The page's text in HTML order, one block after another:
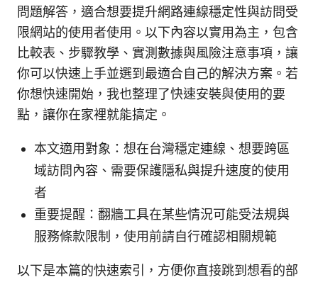
問題解答，適合想要提升網路連線穩定性與訪問受
限網站的使用者使用。以下內容以實用為主，包含
比較表、步驟教學、實測數據與風險注意事項，讓
你可以快速上手並選到最適合自己的解決方案。若
你想快速開始，我也整理了快速安裝與使用的要
點，讓你在家裡就能搞定。
本文適用對象：想在台灣穩定連線、想要跨區
域訪問內容、需要保護隱私與提升速度的使用
者
重要提醒：翻牆工具在某些情況可能受法規與
服務條款限制，使用前請自行確認相關規範
以下是本篇的快速索引，方便你直接跳到想看的部